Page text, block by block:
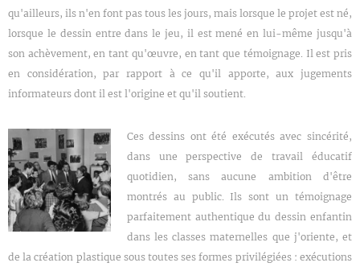
qu'ailleurs, ils n'en font pas tous les jours, mais lorsque le projet est né,
lorsque le dessin entre dans le jeu, il est mené en lui-même jusqu'à
son achèvement, en tant qu'œuvre, en tant que témoignage. Il est pris
en considération, par rapport à ce qu'il apporte, aux jugements
informateurs dont il est l'origine et qu'il soutient.
Ces dessins ont été exécutés avec sincérité,
dans une perspective de travail éducatif
quotidien, sans aucune ambition d'être
montrés au public. Ils sont un témoignage
parfaitement authentique du dessin enfantin
dans les classes maternelles que j'oriente, et
de la création plastique sous toutes ses formes privilégiées : exécutions